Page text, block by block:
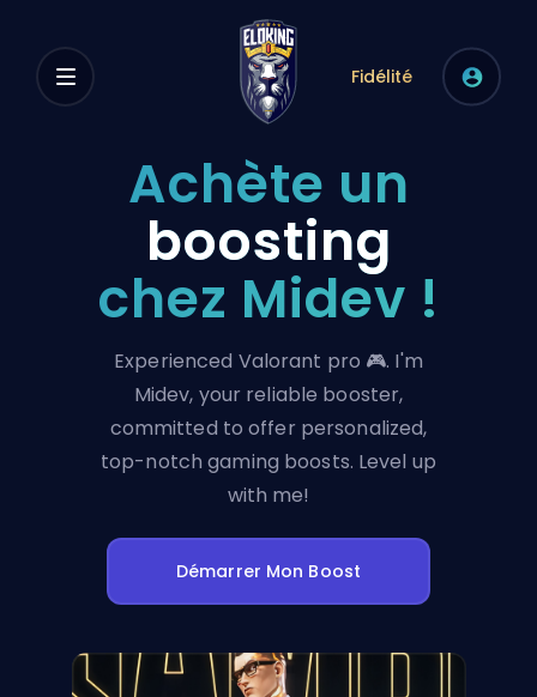
Fidélité
Achète un
boosting
chez Midev !
Experienced Valorant pro 🎮. I'm
Midev, your reliable booster,
committed to offer personalized,
top-notch gaming boosts. Level up
with me!
Démarrer Mon Boost